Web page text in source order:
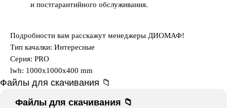
и постгарантийного обслуживания.
Подробности вам расскажут менеджеры ДИОМАФ!
Тип качалки: Интересные
Серия: PRO
lwh: 1000x1000x400 mm
Файлы для скачивания 📁
Файлы для скачивания 📁